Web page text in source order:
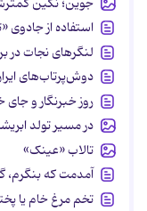
استفاده از
لنگرهای نجات در
دوش‌پرتاب‌های
روز خبرنگار و
در مسیر تولد
تالاب «عینک»
آمدمت که بنگرم،
تخم مرغ خام یا